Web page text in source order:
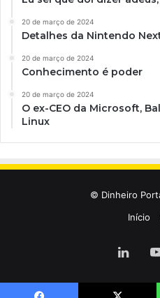
20 de março de 2024
Detalhes da Nintendo
20 de março de 2024
Conhecimento é poder
20 de março de 2024
O ex-CEO da Microsoft,
Linux
© Dinheiro
Início